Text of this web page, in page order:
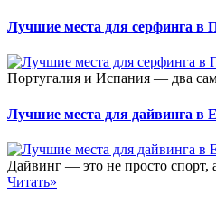
Лучшие места для серфинга в
Португалия и Испания — два
Лучшие места для дайвинга в
Дайвинг — это не просто спорт,
Читать»